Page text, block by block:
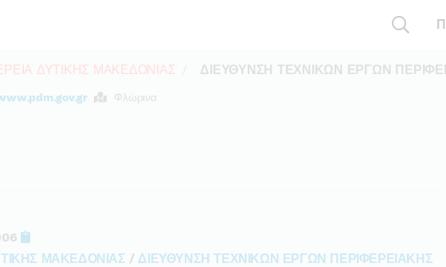
ΔΥΤΙΚΗΣ ΜΑΚΕΔΟΝΙΑΣ ΔΙΕΥΘΥΝΣΗ ΤΕΧΝΙΚΩΝ ΕΡΓΩΝ
Φλώρινα
ΜΑΚΕΔΟΝΙΑΣ / ΔΙΕΥΘΥΝΣΗ ΤΕΧΝΙΚΩΝ ΕΡΓΩΝ ΠΕΡΙΦΕΡΕΙΑΚΗΣ